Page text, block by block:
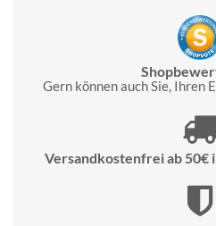
Gern können auch Sie, Ihren
Versandkostenfrei ab 50€